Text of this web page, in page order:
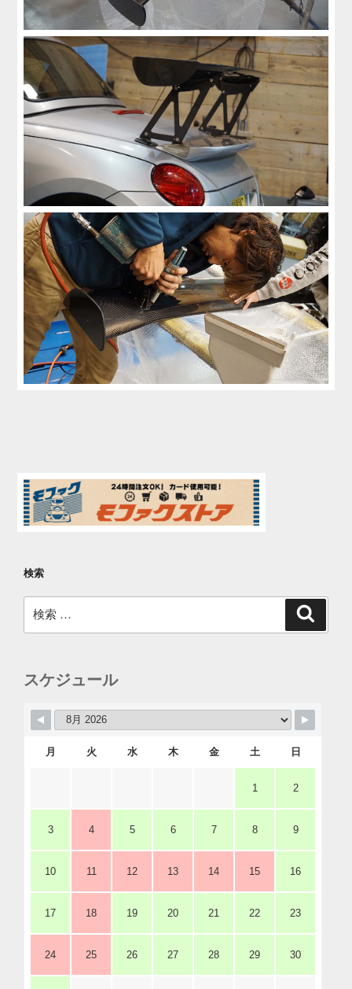
検索
索:
スケジュール
月 火 水 木 金 土 日
1 2
3 4 5 6 7 8 9
10 11 12 13 14 15 16
17 18 19 20 21 22 23
24 25 26 27 28 29 30